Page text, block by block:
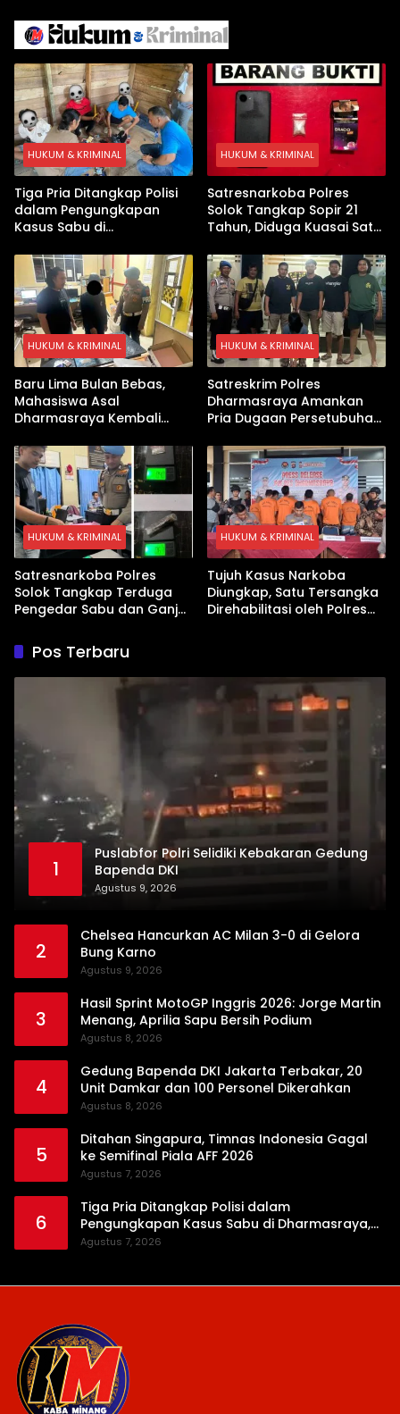
Pembekalan Latihan Soal
Tanpa Internet
HUKUM & KRIMINAL
Tiga Pria Ditangkap Polisi
dalam Pengungkapan
Kasus Sabu di
Digital hingga Bong Disita
HUKUM & KRIMINAL
Satresnarkoba Polres
Solok Tangkap Sopir 21
Tahun, Diduga Kuasai Satu
HUKUM & KRIMINAL
Baru Lima Bulan Bebas,
Mahasiswa Asal
Dharmasraya Kembali
HUKUM & KRIMINAL
Satreskrim Polres
Dharmasraya Amankan
Pria Dugaan Persetubuhan
HUKUM & KRIMINAL
Satresnarkoba Polres
Solok Tangkap Terduga
Pengedar Sabu dan Ganja
HUKUM & KRIMINAL
Tujuh Kasus Narkoba
Diungkap, Satu Tersangka
Direhabilitasi oleh Polres
Pos Terbaru
1
Puslabfor Polri Selidiki Kebakaran Gedung
Bapenda DKI
Agustus 9, 2026
2
Chelsea Hancurkan AC Milan 3-0 di Gelora
Bung Karno
Agustus 9, 2026
3
Hasil Sprint MotoGP Inggris 2026: Jorge Martin
Menang, Aprilia Sapu Bersih Podium
Agustus 8, 2026
4
Gedung Bapenda DKI Jakarta Terbakar, 20
Unit Damkar dan 100 Personel Dikerahkan
Agustus 8, 2026
5
Ditahan Singapura, Timnas Indonesia Gagal
ke Semifinal Piala AFF 2026
Agustus 7, 2026
6
Tiga Pria Ditangkap Polisi dalam
Pengungkapan Kasus Sabu di Dharmasraya,
Timbangan Digital hingga Bong Disita
Agustus 7, 2026